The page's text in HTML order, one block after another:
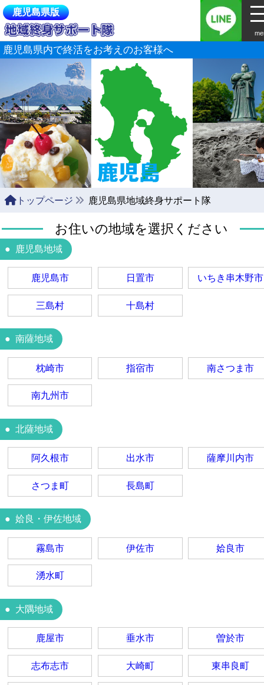
鹿児島県版
鹿児島県内で終活をお考えのお客様へ
トップページ 鹿児島県地域終身サポート隊
お住いの地域を選択ください
鹿児島地域
鹿児島市 日置市 いちき串木野市
三島村 十島村
南薩地域
枕崎市 指宿市 南さつま市
南九州市
北薩地域
阿久根市 出水市 薩摩川内市
さつま町 長島町
姶良・伊佐地域
霧島市 伊佐市 姶良市
湧水町
大隅地域
鹿屋市 垂水市 曽於市
志布志市 大崎町 東串良町